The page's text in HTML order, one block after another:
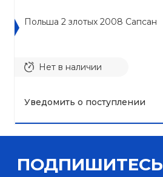
Польша 2 злотых 2008 Сапсан
Нет в наличии
Уведомить о поступлении
ПОДПИШИТЕСЬ